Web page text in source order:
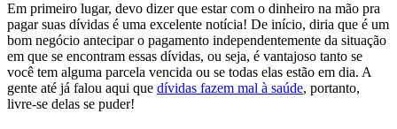
Em primeiro lugar, devo dizer que estar com o dinheiro na mão pra
pagar suas dívidas é uma excelente notícia! De início, diria que é um
bom negócio antecipar o pagamento independentemente da situação
em que se encontram essas dívidas, ou seja, é vantajoso tanto se
você tem alguma parcela vencida ou se todas elas estão em dia. A
gente até já falou aqui que dívidas fazem mal à saúde, portanto,
livre-se delas se puder!